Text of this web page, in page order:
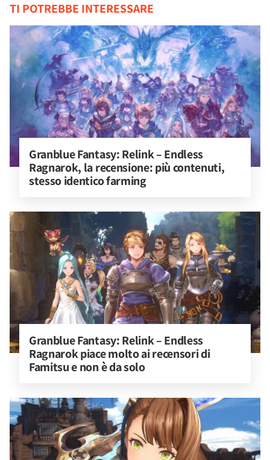
TI POTREBBE INTERESSARE
Granblue Fantasy: Relink – Endless
Ragnarok, la recensione: più contenuti,
stesso identico farming
Granblue Fantasy: Relink – Endless
Ragnarok piace molto ai recensori di
Famitsu e non è da solo